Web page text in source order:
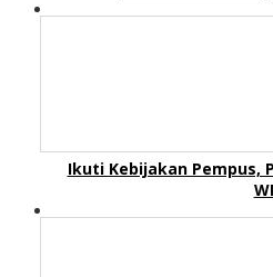
Ikuti Kebijakan Pempus,